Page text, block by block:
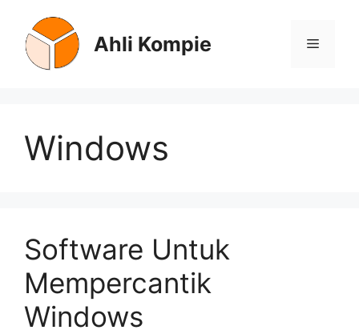
content
Ahli Kompie Menu
Windows
Software Untuk
Mempercantik
Windows